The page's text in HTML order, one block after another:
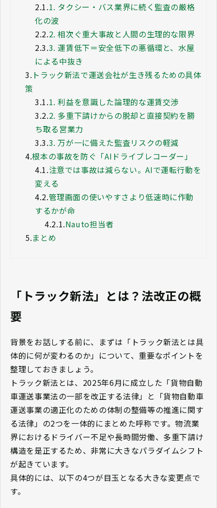
2.1.1. タクシー・バス業界に続く監査の厳格
化の波
2.2.2. 相次ぐ重大事故と人間の生理的な限界
2.3.3. 運賃低下＝安全低下の悪循環と、水屋
による中抜き
3. トラック新法で運送会社が生き残るための具体
策
3.1.1. 利益を意識した論理的な運賃交渉
3.2.2. 多重下請けからの脱却と直接契約を勝
ち取る営業力
3.3.3. 万が一に備えた監査リスクの軽減
4.根本の事故を防ぐ「AIドライブレコーダー」
4.1.注意では事故は減らない。AIで運転行動を
変える
4.2.管理画面の使いやすさより低速時に作動
するかが命
4.2.1.Nauto担当者
5.まとめ
「トラック新法」とは？法改正の概
要
背景をお話しする前に、まずは「トラック新法とは具
体的に何が変わるのか」について、重要なポイントを
整理しておきましょう。
トラック新法とは、2025年6月に成立した「貨物自動
車運送事業法の一部を改正する法律」と「貨物自動車
運送事業の適正化のための体制の整備等の推進に関す
る法律」の2つを一体的にまとめた呼称です。物流業
界におけるドライバー不足や長時間労働、多重下請け
構造を是正するため、非常に大きなパラダイムシフト
が起きています。
具体的には、以下の4つが目玉となる大きな変更点で
す。